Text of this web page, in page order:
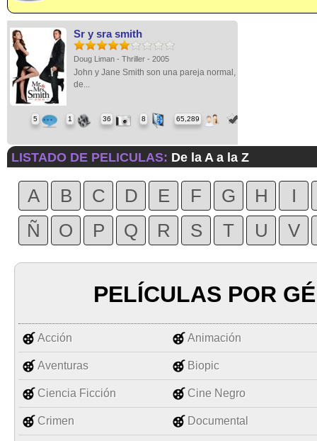
Sr y sra smith
Doug Liman - Thriller - 2005
John y Jane Smith son una pareja normal,
de...
5 1 36 8 65,289
LISTADO DE PELICULAS: De la A a la Z
A B C D E F G H
I
Ñ
O P Q R S T U V
PELÍCULAS POR
Acción Animación
Aventuras Biopic
Ciencia Ficción Cine Negro
Crimen Documental